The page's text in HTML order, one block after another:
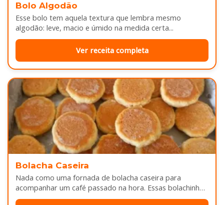
Bolo Algodão
Esse bolo tem aquela textura que lembra mesmo
algodão: leve, macio e úmido na medida certa...
Ver receita completa
Bolacha Caseira
Nada como uma fornada de bolacha caseira para
acompanhar um café passado na hora. Essas bolachinhas
ficam levemente douradas por…